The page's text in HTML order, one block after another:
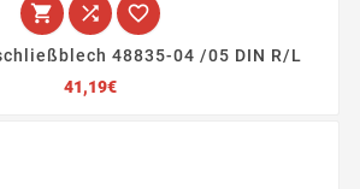
  
48835-04 /05 DIN R/L
41,19€Preis